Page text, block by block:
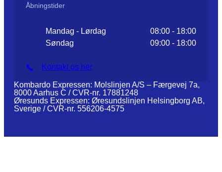
Åbningstider
Mandag - Lørdag
08:00 - 18:00
Søndag
09:00 - 18:00
Kontakt os her
Kombardo Expressen: Molslinjen A/S – Færgevej 7a,
8000 Aarhus C / CVR-nr. 17881248
Øresunds Expressen: Øresundslinjen Helsingborg AB,
Sverige / CVR-nr. 556206-4575